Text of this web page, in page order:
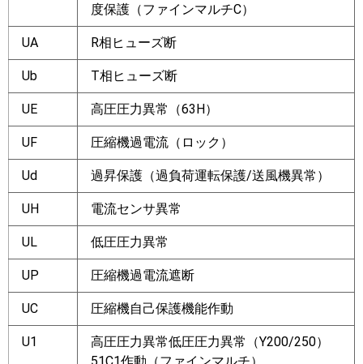
度保護（ファインマルチC）
UA R相ヒューズ断
Ub T相ヒューズ断
UE 高圧圧力異常（63H）
UF 圧縮機過電流（ロック）
Ud 過昇保護（過負荷運転保護/送風機異常）
UH 電流センサ異常
UL 低圧圧力異常
UP 圧縮機過電流遮断
UC 圧縮機自己保護機能作動
U1
高圧圧力異常低圧圧力異常（Y200/250）